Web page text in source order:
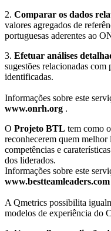
2. Comparar os dados
valores agregados de
portuguesas aderentes ao
3. Efetuar análises
sugestões relacionadas com
identificadas.
Informações sobre este
www.onrh.org .
O Projeto BTL tem como
reconhecerem quem melhor
competências e
dos liderados.
Informações sobre este
www.bestteamleaders.com
A Qmetrics possibilita
modelos de experiência do